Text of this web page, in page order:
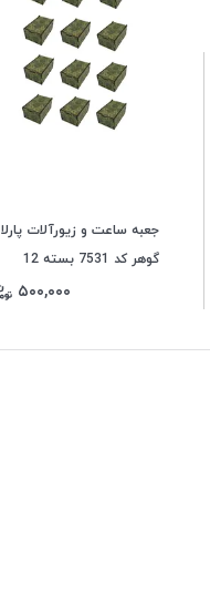
جعبه ساعت و زیورآلات پارلا
گوهر کد 7531 بسته 12
۵۰۰,۰۰۰